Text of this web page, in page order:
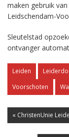
maken gebruik
Leidschendam-
Sleutelstad
ontvanger
Leiden
Voorschoten
« ChristenUnie